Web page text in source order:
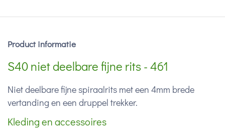
Product informatie
S40 niet deelbare fijne rits - 461
Niet deelbare fijne spiraalrits met een 4mm brede
vertanding en een druppel trekker.
Kleding en accessoires